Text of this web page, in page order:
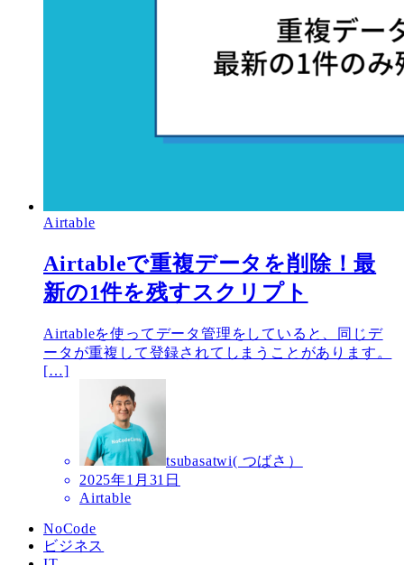
Airtable
Airtableで重複データを削除！最
新の1件を残すスクリプト
Airtableを使ってデータ管理をしていると、同じデ
ータが重複して登録されてしまうことがあります。
[…]
tsubasatwi( つばさ）
2025年1月31日
Airtable
NoCode
ビジネス